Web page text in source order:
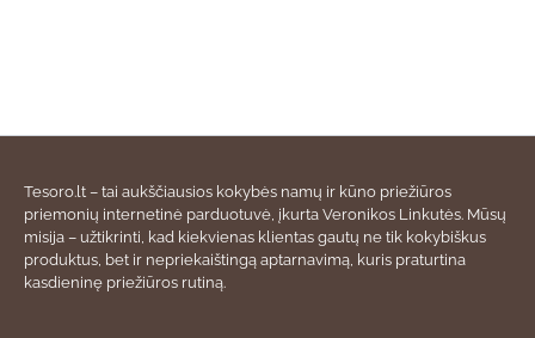
Tesoro.lt – tai aukščiausios kokybės namų ir kūno priežiūros
priemonių internetinė parduotuvė, įkurta Veronikos Linkutės. Mūsų
misija – užtikrinti, kad kiekvienas klientas gautų ne tik kokybiškus
produktus, bet ir nepriekaištingą aptarnavimą, kuris praturtina
kasdieninę priežiūros rutiną.